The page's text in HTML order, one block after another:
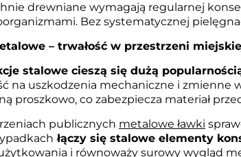
drewniane wymagają regularnej
Bez systematycznej
– trwałość w przestrzeni
stalowe cieszą się dużą
na uszkodzenia mechaniczne i zmienne
proszkowo, co zabezpiecza materiał
publicznych metalowe ławki
łączy się stalowe elementy
i równoważy surowy wygląd